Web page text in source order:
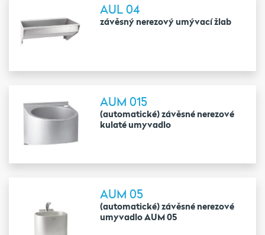
AUL 04
závěsný nerezový umývací žlab
AUM 015
(automatické) závěsné nerezové
kulaté umyvadlo
AUM 05
(automatické) závěsné nerezové
umyvadlo AUM 05